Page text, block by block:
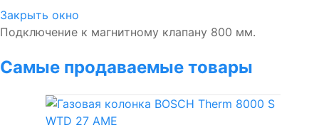
Закрыть окно
Подключение к магнитному клапану 800 мм.
Самые продаваемые товары